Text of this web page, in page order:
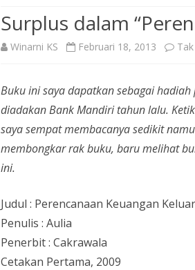
Surplus dalam
Winarni KS Februari 18, 2013
Buku ini saya dapatkan sebagai
diadakan Bank Mandiri tahun lalu.
saya sempat membacanya sedikit
membongkar rak buku, baru melihat
ini.
Judul : Perencanaan Keuangan
Penulis : Aulia
Penerbit : Cakrawala
Cetakan Pertama, 2009